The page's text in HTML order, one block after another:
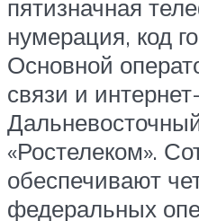
пятизначная
нумерация, код
Основной
связи и
«Ростелеком».
обеспечивают
федеральных